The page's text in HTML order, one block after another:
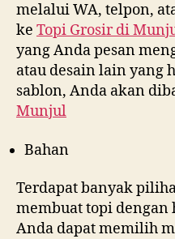
melalui WA, telpon,
ke Topi Grosir di
yang Anda pesan
atau desain lain yang
sablon, Anda akan
Munjul
Bahan
Terdapat banyak
membuat topi dengan
Anda dapat memilih